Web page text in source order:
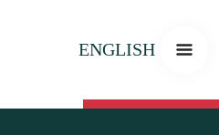
ENGLISH